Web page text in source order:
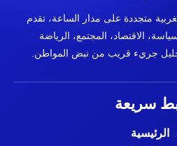
متجددة على مدار الساعة، تقدم
الاقتصاد، المجتمع، الرياضة
جريء قريب من نبض المواطن.
سريعة
الرئيسية